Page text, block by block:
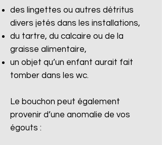
des lingettes ou autres détritus
divers jetés dans les installations,
du tartre, du calcaire ou de la
graisse alimentaire,
un objet qu’un enfant aurait fait
tomber dans les wc.
Le bouchon peut également
provenir d’une anomalie de vos
égouts :